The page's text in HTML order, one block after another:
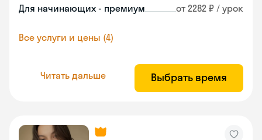
Для начинающих - премиум от 2282 ₽ / урок
Все услуги и цены (4)
Читать дальше Выбрать время